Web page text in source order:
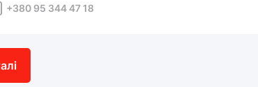
+380 95 344 47 18